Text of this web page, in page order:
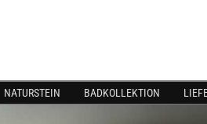
NATURSTEIN BADKOLLEKTION